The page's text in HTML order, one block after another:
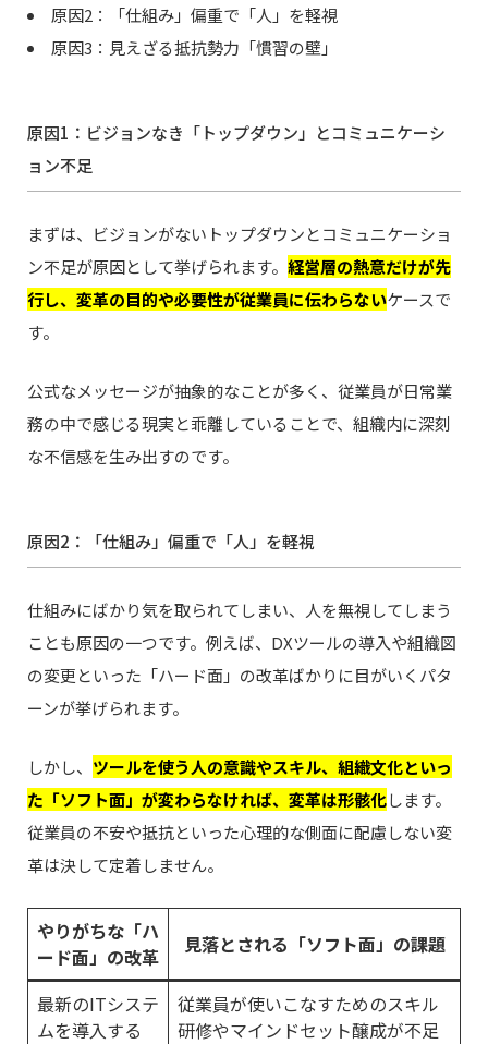
原因2：「仕組み」偏重で「人」を軽視
原因3：見えざる抵抗勢力「慣習の壁」
原因1：ビジョンなき「トップダウン」とコミュニケーシ
ョン不足
まずは、ビジョンがないトップダウンとコミュニケーショ
ン不足が原因として挙げられます。 経営層の熱意だけが先
行し、変革の目的や必要性が従業員に伝わらないケースで
す。
公式なメッセージが抽象的なことが多く、従業員が日常業
務の中で感じる現実と乖離していることで、組織内に深刻
な不信感を生み出すのです。
原因2：「仕組み」偏重で「人」を軽視
仕組みにばかり気を取られてしまい、人を無視してしまう
ことも原因の一つです。例えば、DXツールの導入や組織図
の変更といった「ハード面」の改革ばかりに目がいくパタ
ーンが挙げられます。
しかし、 ツールを使う人の意識やスキル、組織文化といっ
た「ソフト面」が変わらなければ、変革は形骸化します。
従業員の不安や抵抗といった心理的な側面に配慮しない変
革は決して定着しません。
やりがちな「ハ
ード面」の改革
見落とされる「ソフト面」の課題
最新のITシステ
ムを導入する
従業員が使いこなすためのスキル
研修やマインドセット醸成が不足